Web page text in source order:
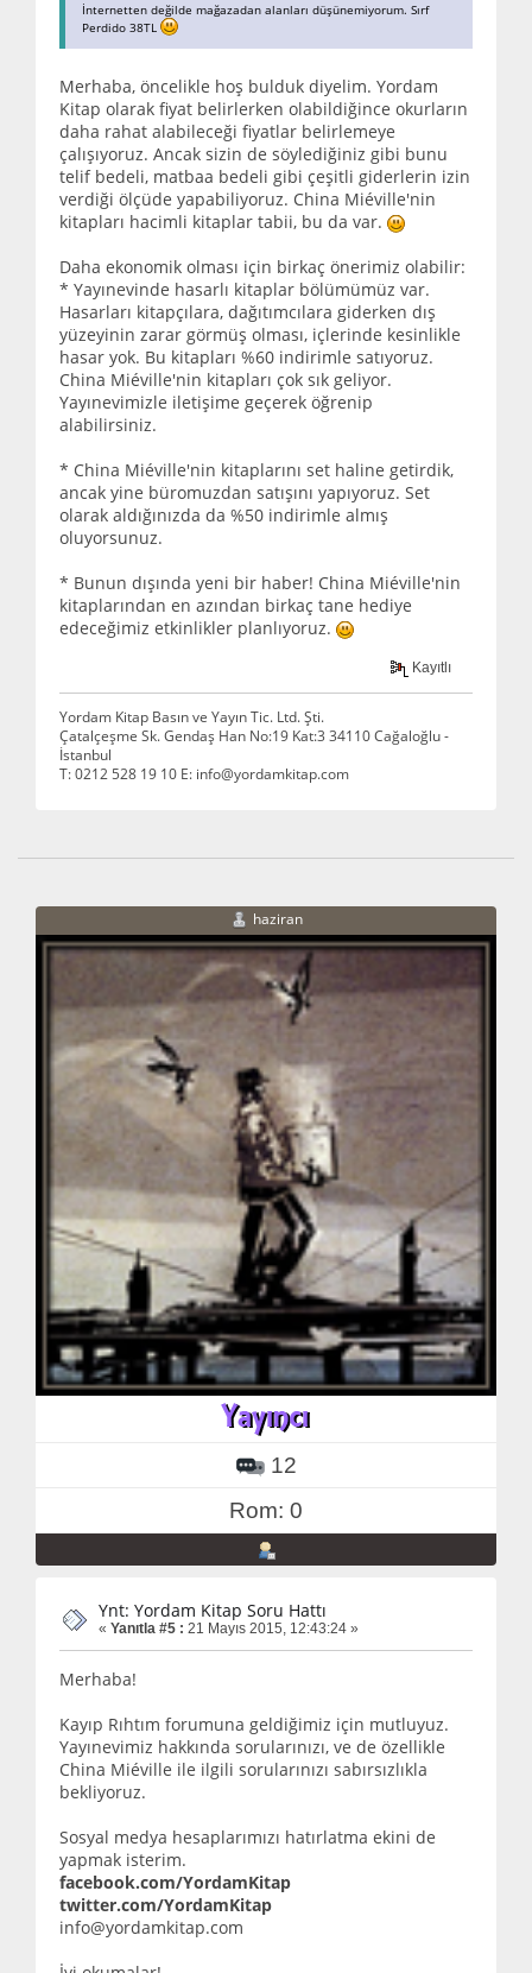
İnternetten değilde mağazadan alanları düşünemiyorum. Sırf
Perdido 38TL
Merhaba, öncelikle hoş bulduk diyelim. Yordam
Kitap olarak fiyat belirlerken olabildiğince okurların
daha rahat alabileceği fiyatlar belirlemeye
çalışıyoruz. Ancak sizin de söylediğiniz gibi bunu
telif bedeli, matbaa bedeli gibi çeşitli giderlerin izin
verdiği ölçüde yapabiliyoruz. China Miéville'nin
kitapları hacimli kitaplar tabii, bu da var.
Daha ekonomik olması için birkaç önerimiz olabilir:
* Yayınevinde hasarlı kitaplar bölümümüz var.
Hasarları kitapçılara, dağıtımcılara giderken dış
yüzeyinin zarar görmüş olması, içlerinde kesinlikle
hasar yok. Bu kitapları %60 indirimle satıyoruz.
China Miéville'nin kitapları çok sık geliyor.
Yayınevimizle iletişime geçerek öğrenip
alabilirsiniz.
* China Miéville'nin kitaplarını set haline getirdik,
ancak yine büromuzdan satışını yapıyoruz. Set
olarak aldığınızda da %50 indirimle almış
oluyorsunuz.
* Bunun dışında yeni bir haber! China Miéville'nin
kitaplarından en azından birkaç tane hediye
edeceğimiz etkinlikler planlıyoruz.
Kayıtlı
Yordam Kitap Basın ve Yayın Tic. Ltd. Şti.
Çatalçeşme Sk. Gendaş Han No:19 Kat:3 34110 Cağaloğlu -
İstanbul
T: 0212 528 19 10 E: info@yordamkitap.com
haziran
12
Rom: 0
Ynt: Yordam Kitap Soru Hattı
« Yanıtla #5 : 21 Mayıs 2015, 12:43:24 »
Merhaba!
Kayıp Rıhtım forumuna geldiğimiz için mutluyuz.
Yayınevimiz hakkında sorularınızı, ve de özellikle
China Miéville ile ilgili sorularınızı sabırsızlıkla
bekliyoruz.
Sosyal medya hesaplarımızı hatırlatma ekini de
yapmak isterim.
facebook.com/YordamKitap
twitter.com/YordamKitap
info@yordamkitap.com